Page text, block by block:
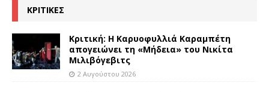
ΚΡΙΤΙΚΕΣ
Κριτική: Η Καρυοφυλλιά Καραμπέτη
απογειώνει τη «Μήδεια» του Νικίτα
Μιλιβόγεβιτς
2 Αυγούστου 2026